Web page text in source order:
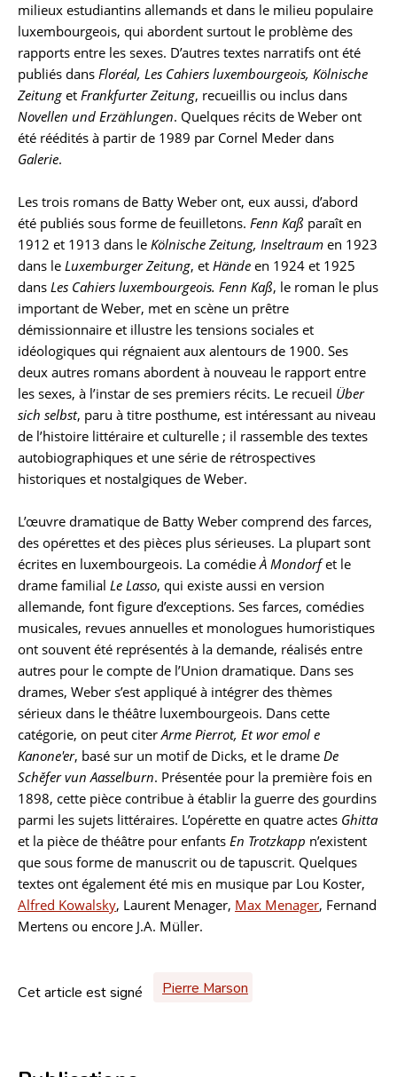
milieux estudiantins allemands et dans le milieu populaire
luxembourgeois, qui abordent surtout le problème des
rapports entre les sexes. D’autres textes narratifs ont été
publiés dans Floréal, Les Cahiers luxembourgeois, Kölnische
Zeitung et Frankfurter Zeitung, recueillis ou inclus dans
Novellen und Erzählungen. Quelques récits de Weber ont
été réédités à partir de 1989 par Cornel Meder dans
Galerie.
Les trois romans de Batty Weber ont, eux aussi, d’abord
été publiés sous forme de feuilletons. Fenn Kaß paraît en
1912 et 1913 dans le Kölnische Zeitung, Inseltraum en 1923
dans le Luxemburger Zeitung, et Hände en 1924 et 1925
dans Les Cahiers luxembourgeois. Fenn Kaß, le roman le plus
important de Weber, met en scène un prêtre
démissionnaire et illustre les tensions sociales et
idéologiques qui régnaient aux alentours de 1900. Ses
deux autres romans abordent à nouveau le rapport entre
les sexes, à l’instar de ses premiers récits. Le recueil Über
sich selbst, paru à titre posthume, est intéressant au niveau
de l’histoire littéraire et culturelle ; il rassemble des textes
autobiographiques et une série de rétrospectives
historiques et nostalgiques de Weber.
L’œuvre dramatique de Batty Weber comprend des farces,
des opérettes et des pièces plus sérieuses. La plupart sont
écrites en luxembourgeois. La comédieÀ Mondorfet le
drame familial Le Lasso, qui existe aussi en version
allemande, font figure d’exceptions. Ses farces, comédies
musicales, revues annuelles et monologues humoristiques
ont souvent été représentés à la demande, réalisés entre
autres pour le compte de l’Union dramatique. Dans ses
drames, Weber s’est appliqué à intégrer des thèmes
sérieux dans le théâtre luxembourgeois. Dans cette
catégorie, on peut citerArme Pierrot, Et wor emol e
Kanone'er, basé sur un motif de Dicks, et le drame De
Schěfer vun Aasselburn. Présentée pour la première fois en
1898, cette pièce contribue à établir la guerre des gourdins
parmi les sujets littéraires. L’opérette en quatre actes Ghitta
et la pièce de théâtre pour enfants En Trotzkapp n’existent
que sous forme de manuscrit ou de tapuscrit. Quelques
textes ont également été mis en musique par Lou Koster,
Alfred Kowalsky, Laurent Menager, Max Menager, Fernand
Mertens ou encore J.A. Müller.
Cet article est signé Pierre Marson